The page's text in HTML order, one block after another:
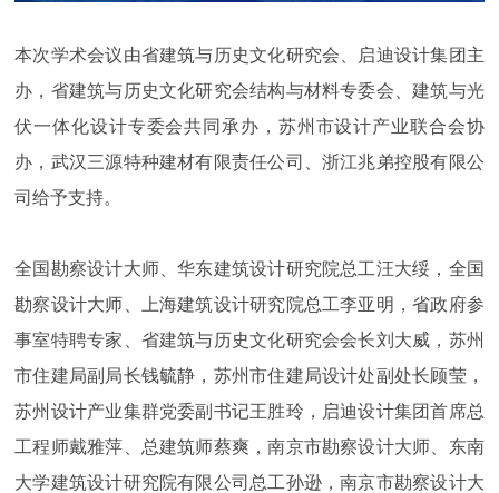
本次学术会议由省建筑与历史文化研究会、启迪设计集团主
办，省建筑与历史文化研究会结构与材料专委会、建筑与光
伏一体化设计专委会共同承办，苏州市设计产业联合会协
办，武汉三源特种建材有限责任公司、浙江兆弟控股有限公
司给予支持。
全国勘察设计大师、华东建筑设计研究院总工汪大绥，全国
勘察设计大师、上海建筑设计研究院总工李亚明，省政府参
事室特聘专家、省建筑与历史文化研究会会长刘大威，苏州
市住建局副局长钱毓静，苏州市住建局设计处副处长顾莹，
苏州设计产业集群党委副书记王胜玲，启迪设计集团首席总
工程师戴雅萍、总建筑师蔡爽，南京市勘察设计大师、东南
大学建筑设计研究院有限公司总工孙逊，南京市勘察设计大